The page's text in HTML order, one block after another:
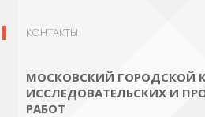
КОНТАКТЫ
МОСКОВСКИЙ ГОРОДСКОЙ
ИССЛЕДОВАТЕЛЬСКИХ И
РАБОТ